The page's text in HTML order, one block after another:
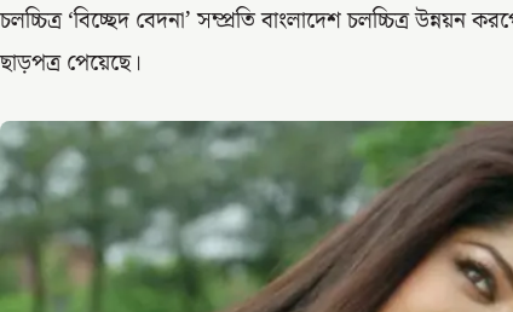
চলচ্চিত্র ‘বিচ্ছেদ বেদনা’ সম্প্রতি বাংলাদেশ চলচ্চিত্র
ছাড়পত্র পেয়েছে।